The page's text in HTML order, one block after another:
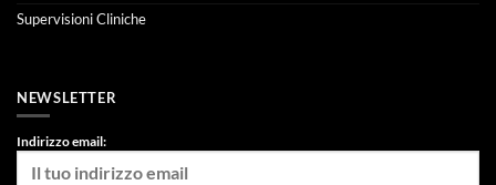
Supervisioni Cliniche
NEWSLETTER
Indirizzo email: